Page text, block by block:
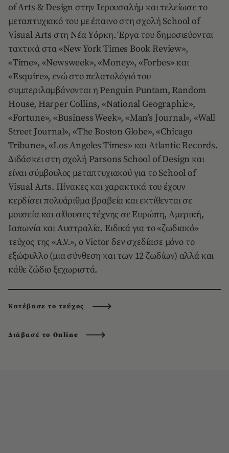
of Arts & Design στην Iερουσαλήμ και τελείωσε το
μεταπτυχιακό του με έπαινο στη σχολή School of
Visual Arts στη Nέα Yόρκη. Έργα του δημοσιεύονται
τακτικά στα «New York Times Book Review»,
«Time», «Newsweek», «Money», «Forbes» και
«Esquire», ενώ στο πελατολόγιό του
συμπεριλαμβάνονται η Penguin Puntam, Random
House, Harper Collins, «National Geographic»,
«Fortune», «Business Week», «Man’s Journal», «Wall
Street Journal», «The Boston Globe», «Chicago
Tribune», «Los Angeles Times» και Atlantic Records.
Διδάσκει στη σχολή Parsons School of Design και
είναι σύμβουλος μεταπτυχιακού για το School of
Visual Arts. Πίνακες και χαρακτικά του έχουν
κερδίσει πολυάριθμα βραβεία και εκτίθενται σε
μουσεία και αίθουσες τέχνης σε Eυρώπη, Aμερική,
Iαπωνία και Aυστραλία. Eιδικά για το «ζωδιακό»
τεύχος της «A.V.», ο Victor δεν σχεδίασε μόνο το
εξώφυλλο (μια σύνθεση και των 12 ζωδίων) αλλά και
κάθε ζώδιο ξεχωριστά.
Κατέβασε το τεύχος
Διάβασέ το Online